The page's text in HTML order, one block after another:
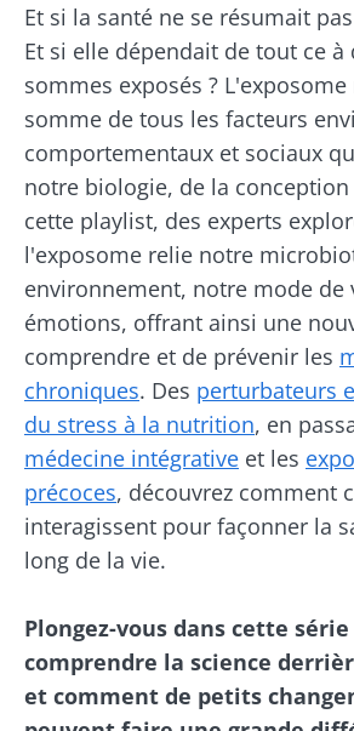
Publié le
16 décembre 2025
Mis à
10 avril
Exposome et santé : le
différence ?
Génome, épigénétique,
quoi sont-ils différents ?
Comment introduire
consultation médicale ?
Et si la santé ne se résumait
Et si elle dépendait de tout ce à
sommes exposés ?
somme de tous les facteurs
comportementaux et sociaux
notre biologie, de la
cette playlist, des experts
l'exposome relie notre
environnement, notre mode de
émotions, offrant ainsi une
comprendre et de prévenir les
chroniques. Des perturbateurs
du stress à la nutrition, en
médecine intégrative et les
précoces, découvrez comment
interagissent pour façonner la
long de la vie.
Plongez-vous dans cette
comprendre la science
et comment de petits